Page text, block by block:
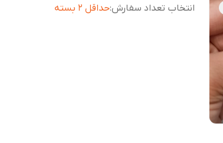
انتخاب تعداد سفارش:حداقل 2 بسته